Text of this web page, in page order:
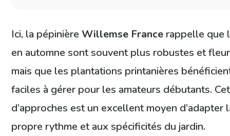
Ici, la pépinière Willemse France rappelle que
en automne sont souvent plus robustes et
mais que les plantations printanières
faciles à gérer pour les amateurs débutants.
d’approches est un excellent moyen d’adapter
propre rythme et aux spécificités du jardin.